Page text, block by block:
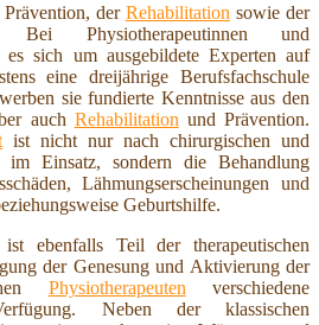
der Rehabilitation sowie der
Bei Physiotherapeutinnen und
es sich um ausgebildete Experten auf
eine dreijährige Berufsfachschule
sie fundierte Kenntnisse aus den
auch Rehabilitation und Prävention.
ist nicht nur nach chirurgischen und
im Einsatz, sondern die Behandlung
Lähmungserscheinungen und
Geburtshilfe.
ebenfalls Teil der therapeutischen
der Genesung und Aktivierung der
Physiotherapeuten verschiedene
Neben der klassischen